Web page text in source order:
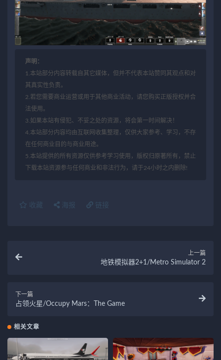
声明：
1.本站部分内容转载自其它媒体，但并不代表本站赞同其观点和对
其真实性负责。
2.若您需要商业运营或用于其他商业活动，请您购买正版授权并合
法使用。
3.如果本站有侵犯、不妥之处的资源，将会第一时间解决！
4.本站部分内容均由互联网收集整理，仅供大家参考、学习，不存
在任何商业目的与商业用途。
5.本站提供的所有资源仅供参考学习使用，版权归原著所有，禁止
下载本站资源参与任何商业和非法行为，请于24小时之内删除!
收藏 海报 链接
上一篇
地铁模拟器2+1/Metro Simulator 2
下一篇
占领火星/Occupy Mars：The Game
相关文章